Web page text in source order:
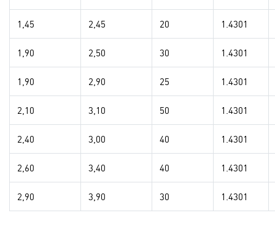
1,45 2,45 20 1.4301
1,90 2,50 30 1.4301
1,90 2,90 25 1.4301
2,10 3,10 50 1.4301
2,40 3,00 40 1.4301
2,60 3,40 40 1.4301
2,90 3,90 30 1.4301